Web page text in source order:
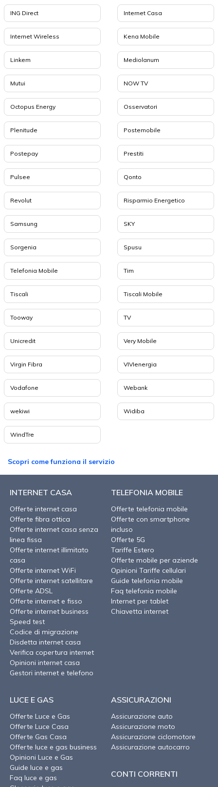
ING Direct Internet Casa
Internet Wireless Kena Mobile
Linkem Mediolanum
Mutui NOW TV
Octopus Energy Osservatori
Plenitude Postemobile
Postepay Prestiti
Pulsee Qonto
Revolut Risparmio Energetico
Samsung SKY
Sorgenia Spusu
Telefonia Mobile Tim
Tiscali Tiscali Mobile
Tooway TV
Unicredit Very Mobile
Virgin Fibra VIVIenergia
Vodafone Webank
wekiwi Widiba
WindTre
Scopri come funziona il servizio
INTERNET CASA
Offerte internet casa
Offerte fibra ottica
Offerte internet casa senza
linea fissa
Offerte internet illimitato
casa
Offerte internet WiFi
Offerte internet satellitare
Offerte ADSL
Offerte internet e fisso
Offerte internet business
Speed test
Codice di migrazione
Disdetta internet casa
Verifica copertura internet
Opinioni internet casa
Gestori internet e telefono
TELEFONIA MOBILE
Offerte telefonia mobile
Offerte con smartphone
incluso
Offerte 5G
Tariffe Estero
Offerte mobile per aziende
Opinioni Tariffe cellulari
Guide telefonia mobile
Faq telefonia mobile
Internet per tablet
Chiavetta internet
LUCE E GAS
Offerte Luce e Gas
Offerte Luce Casa
Offerte Gas Casa
Offerte luce e gas business
Opinioni Luce e Gas
Guide luce e gas
Faq luce e gas
ASSICURAZIONI
Assicurazione auto
Assicurazione moto
Assicurazione ciclomotore
Assicurazione autocarro
CONTI CORRENTI